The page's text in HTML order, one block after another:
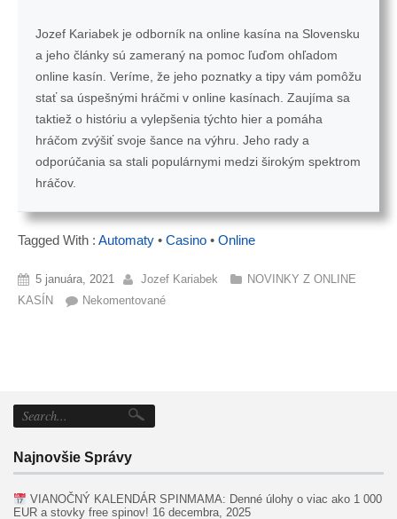
Jozef Kariabek je odborník na online kasína na Slovensku
a jeho články sú zameraný na pomoc ľuďom ohľadom
online kasín. Veríme, že jeho poznatky a tipy vám pomôžu
stať sa úspešnými hráčmi v online kasínach. Zaujíma sa
taktiež o históriu a vylepšenia týchto hier a pomáha
hráčom zvýšiť svoje šance na výhru. Jeho rady a
odporúčania sa stali populárnymi medzi širokým spektrom
hráčov.
Tagged With : Automaty • Casino • Online
5 januára, 2021 Jozef Kariabek
NOVINKY Z ONLINE
KASÍN
Nekomentované
Najnovšie Správy
VIANOČNÝ KALENDÁR SPINMAMA: Denné úlohy o viac ako 1 000
EUR a stovky free spinov! 16 decembra, 2025